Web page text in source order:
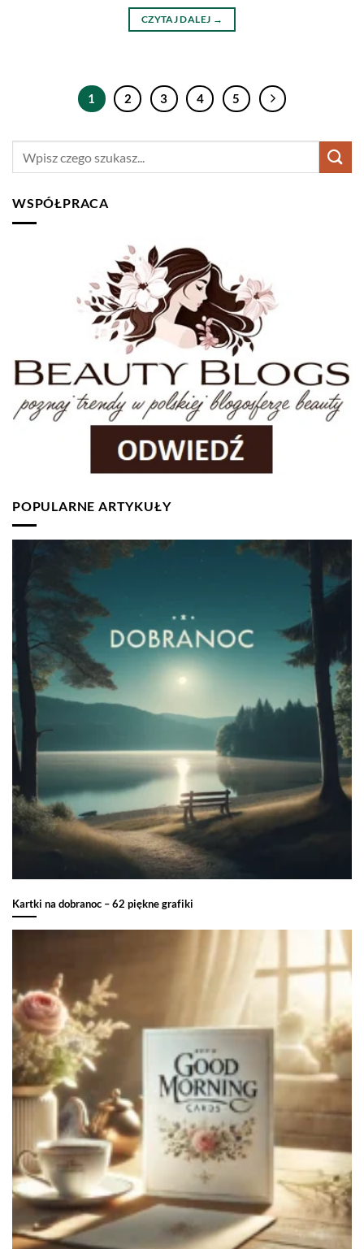
CZYTAJ DALEJ →
1 2 3 4 5
WSPÓŁPRACA
POPULARNE ARTYKUŁY
Kartki na dobranoc – 62 piękne grafiki